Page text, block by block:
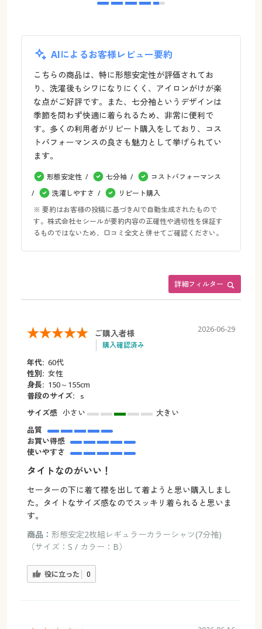
AIによるお客様レビュー要約
こちらの商品は、特に形態安定性が評価されてお
り、洗濯後もシワになりにくく、アイロンがけが楽
な点がご好評です。また、七分袖というデザインは
季節を問わず快適に着られるため、非常に便利で
す。多くの利用者がリピート購入をしており、コス
トパフォーマンスの良さも魅力として挙げられてい
ます。
形態安定性 七分袖
コストパフォーマンス
洗濯しやすさ
リピート購入
※ 要約はお客様の投稿に基づきAIで自動生成されたもので
す。株式会社セシールが要約内容の正確性や適切性を保証す
るものではないため、口コミ全文と併せてご確認ください。
詳細フィルター
ご購入者様
購入確認済み
2026-06-29
年代: 60代
性別: 女性
身長: 150～155cm
普段のサイズ:
ｓ
サイズ感 小さい
大きい
品質
お買い得感
使いやすさ
タイトなのがいい！
セーターの下に着て襟を出して着ようと思い購入しまし
た。タイトなサイズ感なのでスッキリ着られると思いま
す。
商品： 形態安定2枚組レギュラーカラーシャツ(7分袖)
（サイズ：S / カラー：B）
役に立った 0